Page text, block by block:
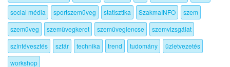
social média
sportszemüveg statisztika SzakmaINFO
szem
szemüveg
szemüvegkeret szemüveglencse
szemvizsgálat
színtévesztés
sztár technika trend tudomány
üzletvezetés
workshop